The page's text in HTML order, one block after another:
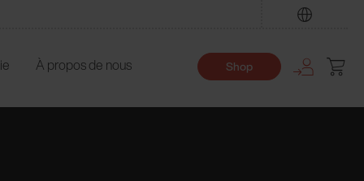
À propos de nous Shop